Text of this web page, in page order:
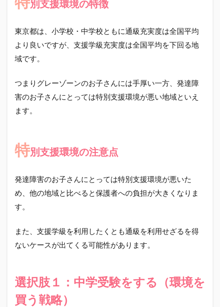
別支援環境の特徴
東京都は、小学校・中学校ともに通級充実度は全国平均
より良いですが、支援学級充実度は全国平均を下回る地
域です。
つまりグレーゾーンのお子さんには手厚い一方、発達障
害のお子さんにとっては特別支援環境が悪い地域といえ
ます。
特別支援環境の注意点
発達障害のお子さんにとっては特別支援環境が悪いた
め、他の地域と比べると保護者への負担が大きくなりま
す。
また、支援学級を利用したくとも通級を利用せざるを得
ないケースが出てくる可能性があります。
選択肢１：中学受験をする（環境を
買う戦略）